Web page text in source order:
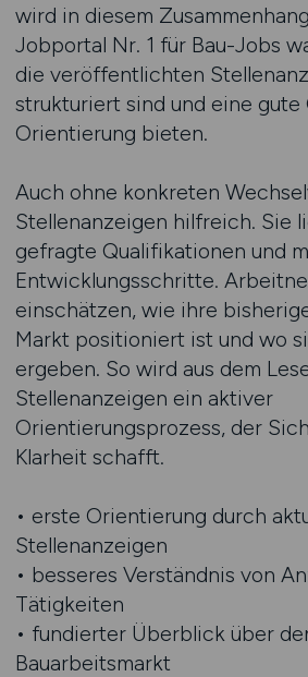
wird in diesem
Jobportal Nr. 1 für Bau-Jobs
die veröffentlichten
strukturiert sind und eine gute
Orientierung bieten.
Auch ohne konkreten
Stellenanzeigen hilfreich. Sie
gefragte Qualifikationen und
Entwicklungsschritte.
einschätzen, wie ihre
Markt positioniert ist und wo
ergeben. So wird aus dem
Stellenanzeigen ein aktiver
Orientierungsprozess, der
Klarheit schafft.
• erste Orientierung durch
Stellenanzeigen
• besseres Verständnis von
Tätigkeiten
• fundierter Überblick über
Bauarbeitsmarkt